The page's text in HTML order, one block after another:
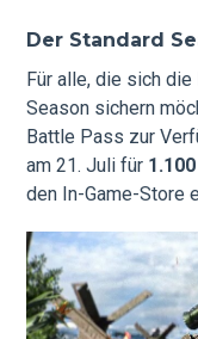
Der Standard
Für alle, die sich
Season sichern
Battle Pass zur
am 21. Juli für
den In-Game-Store